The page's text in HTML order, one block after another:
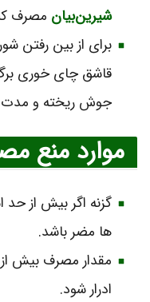
شیرین‌بیان مصرف
برای از بین رفتن
قاشق چای خوری
جوش ریخته و مدت
موارد منع
گزنه اگر بیش از حد
ها مضر باشد.
ادرار شود.